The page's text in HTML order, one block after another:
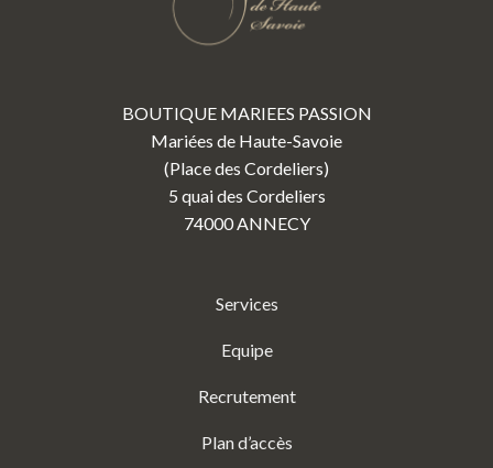
BOUTIQUE MARIEES PASSION
Mariées de Haute-Savoie
(Place des Cordeliers)
5 quai des Cordeliers
74000 ANNECY
Services
Equipe
Recrutement
Plan d’accès